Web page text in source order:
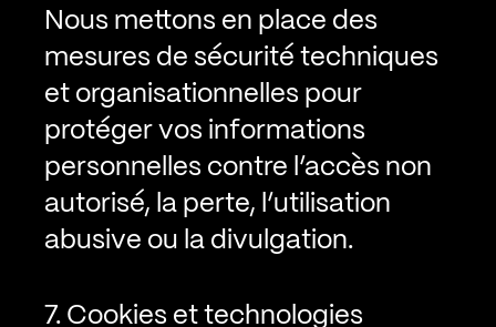
Nous mettons en place des
mesures de sécurité techniques
et organisationnelles pour
protéger vos informations
personnelles contre l’accès non
autorisé, la perte, l’utilisation
abusive ou la divulgation.
7. Cookies et technologies